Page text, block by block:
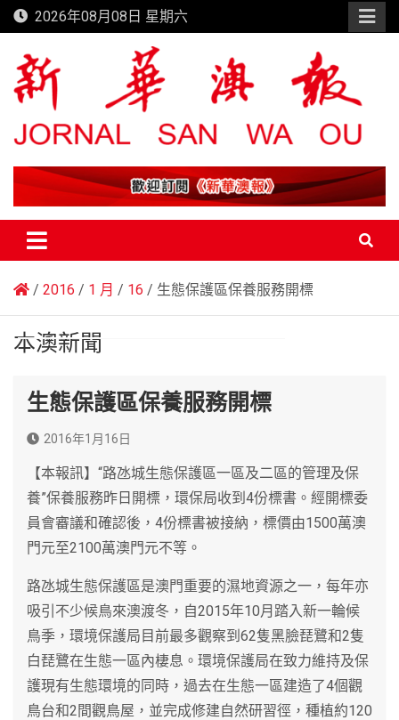
Skip
to
content
2026年08月08日 星期六
新華澳報
2016 1 月 16 生態保護區保養服務開標
本澳新聞
生態保護區保養服務開標
2016年1月16日
【本報訊】“路氹城生態保護區一區及二區的管理及保
養”保養服務昨日開標，環保局收到4份標書。經開標委
員會審議和確認後，4份標書被接納，標價由1500萬澳
門元至2100萬澳門元不等。
路氹城生態保護區是澳門重要的濕地資源之一，每年亦
吸引不少候鳥來澳渡冬，自2015年10月踏入新一輪候
鳥季，環境保護局目前最多觀察到62隻黑臉琵鷺和2隻
白琵鷺在生態一區內棲息。環境保護局在致力維持及保
護現有生態環境的同時，過去在生態一區建造了4個觀
鳥台和2間觀鳥屋，並完成修建自然研習徑，種植約120